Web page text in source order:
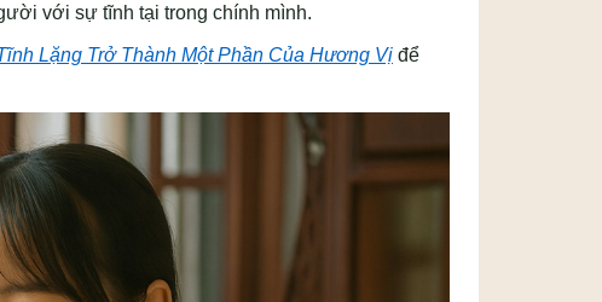
với sự tĩnh tại trong chính mình.
Lặng Trở Thành Một Phần Của Hương Vị để